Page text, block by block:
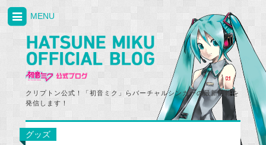
クリプトン公式！「初音ミク」らバーチャルシンガーの最新情報を
発信します！
MENU
グッズ